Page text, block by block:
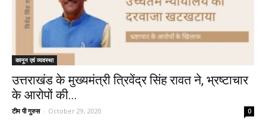
कानून एवं व्यवस्था
उत्तराखंड के मुख्यमंत्री त्रिवेंद्र सिंह रावत ने, भ्रष्टाचार
के आरोपों की...
टीम पी गुरुस - October 29, 2020 0